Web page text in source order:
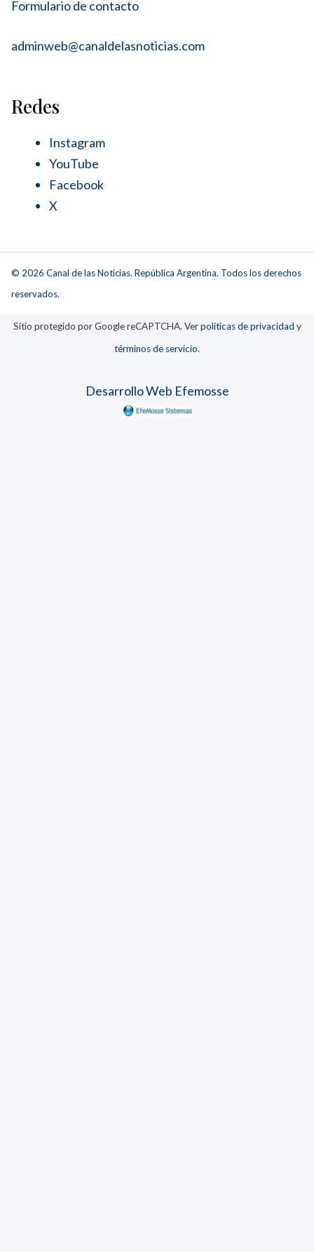
Formulario de contacto
adminweb@canaldelasnoticias.com
Redes
Instagram
YouTube
Facebook
X
© 2026 Canal de las Noticias. República Argentina. Todos los derechos
reservados.
Sitio protegido por Google reCAPTCHA. Verpolíticas de privacidad y
términos de servicio.
Desarrollo Web Efemosse